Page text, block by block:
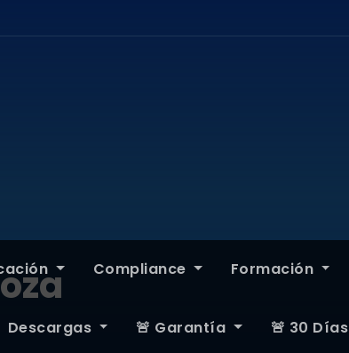
Compliance Formación
Descargas 🚨 Garantía 🚨 30 Días